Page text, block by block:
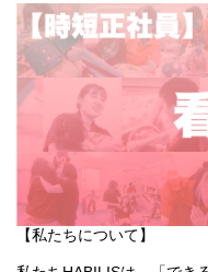
⇩会社説明会ご希望の方はこ
https://handh-reha-
そんな想いを抱える方に
可能性を一緒につくってい
あなたの「できる」が、
しています。
【私たちについて】